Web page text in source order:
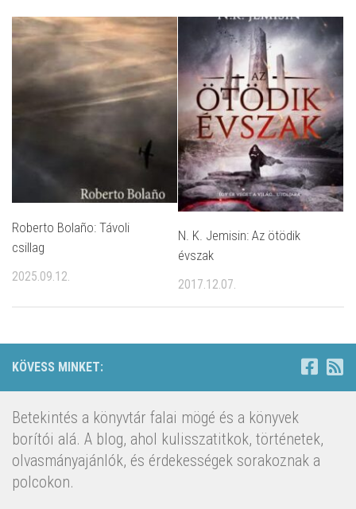
Roberto Bolaño: Távoli
csillag
2025.09.12.
N. K. Jemisin: Az ötödik
évszak
2017.12.07.
KÖVESS MINKET:
Betekintés a könyvtár falai mögé és a könyvek
borítói alá. A blog, ahol kulisszatitkok, történetek,
olvasmányajánlók, és érdekességek sorakoznak a
polcokon.